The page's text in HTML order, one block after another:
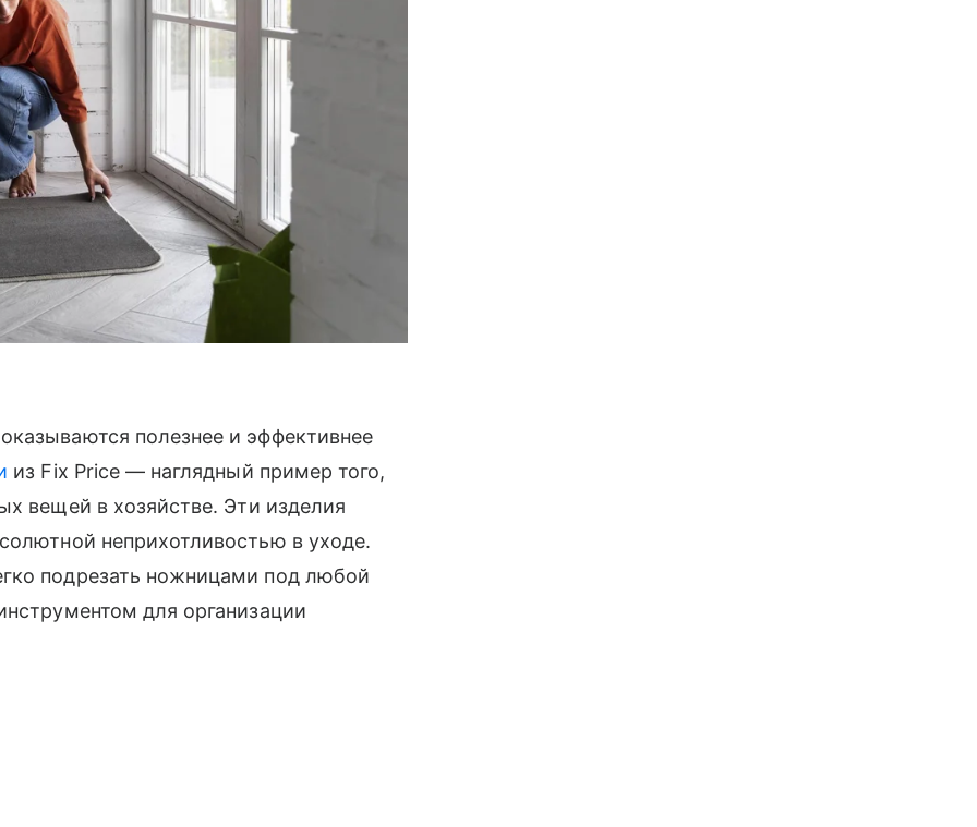
полезнее и эффективнее
из Fix Price — наглядный пример того,
вещей в хозяйстве. Эти изделия
неприхотливостью в уходе.
подрезать ножницами под любой
для организации